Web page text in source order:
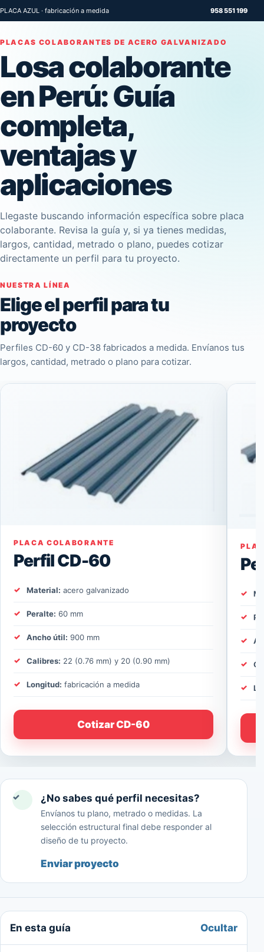
PLACA AZUL · fabricación a medida 958 551 199
PLACAS COLABORANTES DE ACERO GALVANIZADO
Losa colaborante
en Perú: Guía
completa,
ventajas y
aplicaciones
Llegaste buscando información específica sobre placa
colaborante. Revisa la guía y, si ya tienes medidas,
largos, cantidad, metrado o plano, puedes cotizar
directamente un perfil para tu proyecto.
NUESTRA LÍNEA
Elige el perfil para tu
proyecto
Perfiles CD-60 y CD-38 fabricados a medida. Envíanos tus
largos, cantidad, metrado o plano para cotizar.
PLACA COLABORANTE
Perfil CD-60
Material: acero galvanizado
Peralte: 60 mm
Ancho útil: 900 mm
Calibres: 22 (0.76 mm) y 20 (0.90 mm)
Longitud: fabricación a medida
Cotizar CD-60
✓ ¿No sabes qué perfil necesitas?
Envíanos tu plano, metrado o medidas. La
selección estructural final debe responder al
diseño de tu proyecto.
Enviar proyecto
En esta guía Ocultar